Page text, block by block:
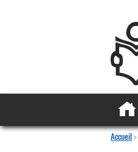
Accueil>